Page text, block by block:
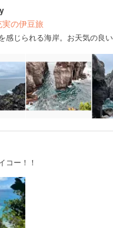
の伊豆旅
感じられる海岸。お天気の良
コー！！